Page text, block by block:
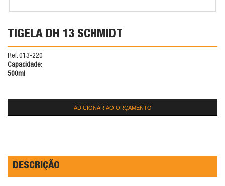
TIGELA DH 13 SCHMIDT
Ref. 013-220
Capacidade:
500ml
ADICIONAR AO ORÇAMENTO
DESCRIÇÃO